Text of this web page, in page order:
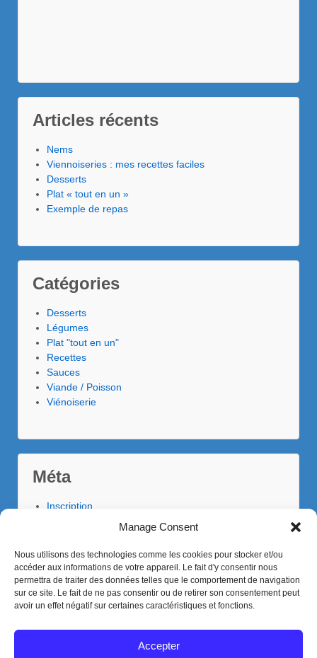
Manage Consent
Nous utilisons des technologies comme les cookies pour stocker et/ou
accéder aux informations de votre appareil. Le fait d'y consentir nous
permettra de traiter des données telles que le comportement de navigation
sur ce site. Le fait de ne pas consentir ou de retirer son consentement peut
avoir un effet négatif sur certaines caractéristiques et fonctions.
Accepter
Articles récents
Nems
Viennoiseries : mes recettes faciles
Desserts
Plat « tout en un »
Exemple de repas
Catégories
Desserts
Légumes
Plat "tout en un"
Recettes
Sauces
Viande / Poisson
Viénoiserie
Méta
Inscription
Flux des commentaires
Site de WordPress-FR